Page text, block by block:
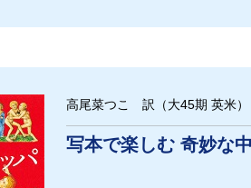
高尾菜つこ 訳（大45期 英米）
写本で楽しむ 奇妙な